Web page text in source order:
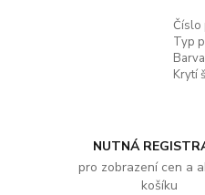
Číslo
Typ
Krytí
NUTNÁ
pro zobrazení cen a
košíku